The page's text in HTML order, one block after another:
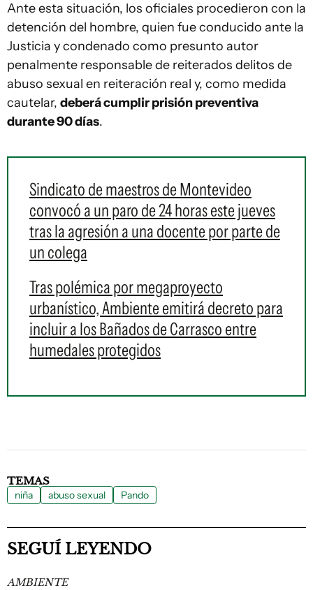
Ante esta situación, los oficiales procedieron con la
detención del hombre, quien fue conducido ante la
Justicia y condenado como presunto autor
penalmente responsable de reiterados delitos de
abuso sexual en reiteración real y, como medida
cautelar, deberá cumplir prisión preventiva
durante 90 días.
Sindicato de maestros de Montevideo
convocó a un paro de 24 horas este jueves
tras la agresión a una docente por parte de
un colega
Tras polémica por megaproyecto
urbanístico, Ambiente emitirá decreto para
incluir a los Bañados de Carrasco entre
humedales protegidos
TEMAS
niña abuso sexual Pando
SEGUÍ LEYENDO
AMBIENTE